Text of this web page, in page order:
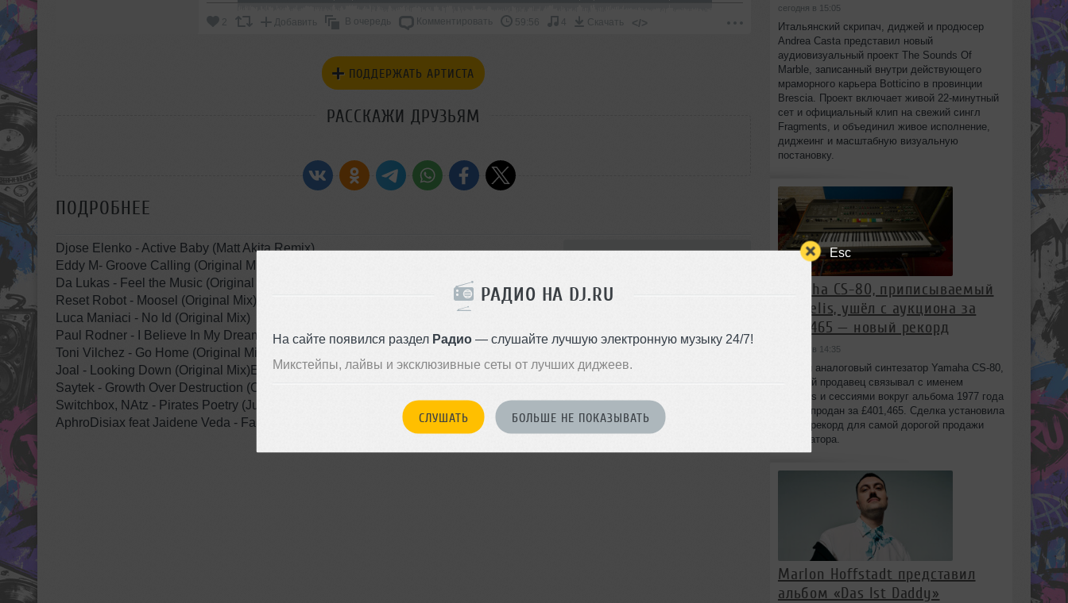
Esc
РАДИО НА DJ.RU
На сайте появился раздел Радио— слушайте лучшую электронную музыку 24/7!
Микстейпы, лайвы и эксклюзивные сеты от лучших диджеев.
СЛУШАТЬ БОЛЬШЕ НЕ ПОКАЗЫВАТЬ
2 Добавить В очередь Комментировать 59:56 Скачать </>
ПОДДЕРЖАТЬ АРТИСТА
РАССКАЖИ ДРУЗЬЯМ
ПОДРОБНЕЕ
Djose Elenko - Active Baby (Matt Akita Remix)
Eddy M- Groove Calling (Original Mix)
Da Lukas - Feel the Music (Original Mix)
Reset Robot - Moosel (Original Mix)
Luca Maniaci - No Id (Original Mix)
Paul Rodner - I Believe In My Dream (Original Mix)
Toni Vilchez - Go Home (Original Mix)
Joal - Looking Down (Original Mix)Eddie Hu - Lonely City (Original Mix)
Saytek - Growth Over Destruction (Owen Howells Remix)
Switchbox, NAtz - Pirates Poetry (Jupiter Jazz Remix)
AphroDisiax feat Jaidene Veda - Falling (Sam Bernard Remix)
сегодня в 15:05
Итальянский скрипач, диджей и продюсер
Andrea Casta представил новый
аудиовизуальный проект The Sounds Of
Marble, записанный внутри действующего
мраморного карьера Botticino в провинции
Brescia. Проект включает живой 22‑минутный
сет и официальный клип на свежий сингл
Fragments, и объединил живое исполнение,
диджеинг и масштабную визуальную
постановку.
Yamaha CS-80, приписываемый
Vangelis, ушёл с аукциона за
£401,465 — новый рекорд
сегодня в 14:35
Редкий аналоговый синтезатор Yamaha CS-80,
который продавец связывал с именем
Vangelis и сессиями вокруг альбома 1977 года
Spiral, продан за £401,465. Сделка установила
новый рекорд для самой дорогой продажи
синтезатора.
Marlon Hoffstadt представил
альбом «Das Ist Daddy»